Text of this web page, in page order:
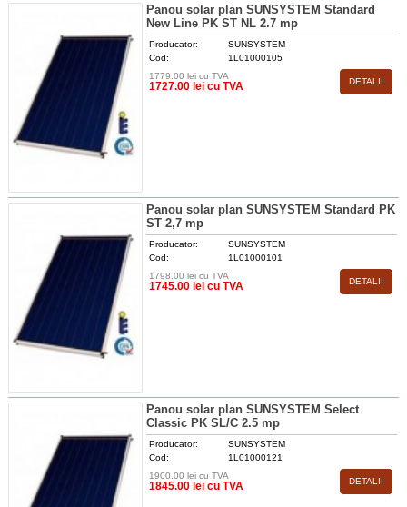
Panou solar plan SUNSYSTEM Standard
New Line PK ST NL 2.7 mp
Producator:
SUNSYSTEM
Cod:
1L01000105
1779.00 lei cu TVA
1727.00 lei cu TVA DETALII
Panou solar plan SUNSYSTEM Standard PK
ST 2,7 mp
Producator:
SUNSYSTEM
Cod:
1L01000101
1798.00 lei cu TVA
1745.00 lei cu TVA DETALII
Panou solar plan SUNSYSTEM Select
Classic PK SL/C 2.5 mp
Producator:
SUNSYSTEM
Cod:
1L01000121
1900.00 lei cu TVA
1845.00 lei cu TVA DETALII